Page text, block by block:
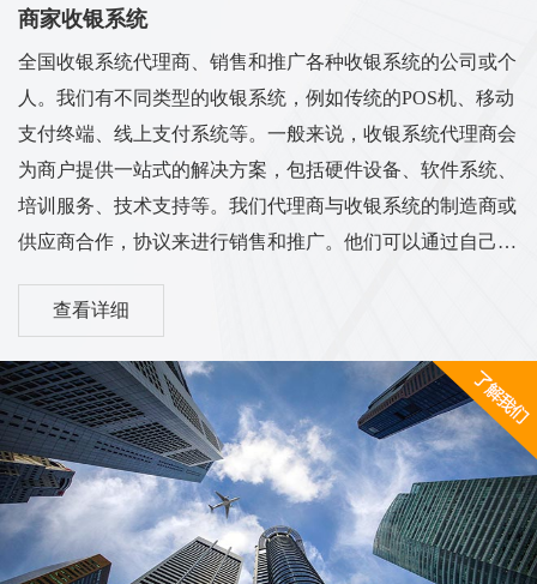
商家收银系统
全国收银系统代理商、销售和推广各种收银系统的公司或个
人。我们有不同类型的收银系统，例如传统的POS机、移动
支付终端、线上支付系统等。一般来说，收银系统代理商会
为商户提供一站式的解决方案，包括硬件设备、软件系统、
培训服务、技术支持等。我们代理商与收银系统的制造商或
供应商合作，协议来进行销售和推广。他们可以通过自己的
实现销售和服务的业务目标。我们的工作范围和服务内容可
他们需要与客户进行沟通，了解客户的需求，并为他们提供
适合的收银系统解决方案。同时，代理商也需与收银系统供
应商保持密切的合作关系，...
查看详细